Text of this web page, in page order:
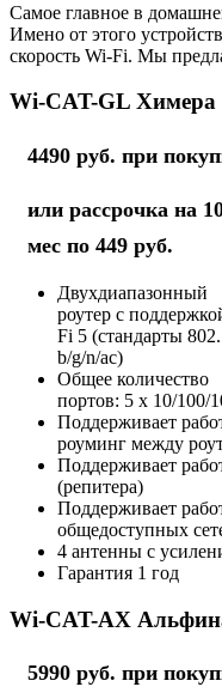
Самое главное в
Имено от этого
скорость Wi-Fi. Мы
Wi-CAT-GL Химера
4490 руб. при
или рассрочка на
мес по 449 руб.
Двухдиапазонный
роутер с
Fi 5 (стандарты
b/g/n/ac)
Общее количество
портов: 5 х 10/
Поддерживает
роуминг между
Поддерживает
(репитера)
Поддерживает
общедоступных
4 антенны с
Гарантия 1 год
Wi-CAT-AX
5990 руб. при